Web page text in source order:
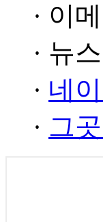
· 이
· 뉴
· 네
· 그